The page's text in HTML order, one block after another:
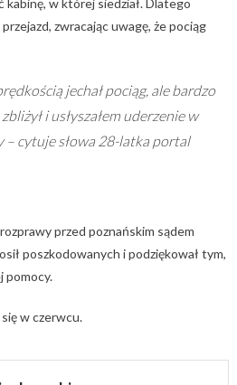
zwracając uwagę, że pociąg
jechał pociąg, ale bardzo
i usłyszałem uderzenie w
– cytuje słowa 28-latka portal
przed poznańskim sądem
poszkodowanych i podziękował tym,
pomocy.
w czerwcu.